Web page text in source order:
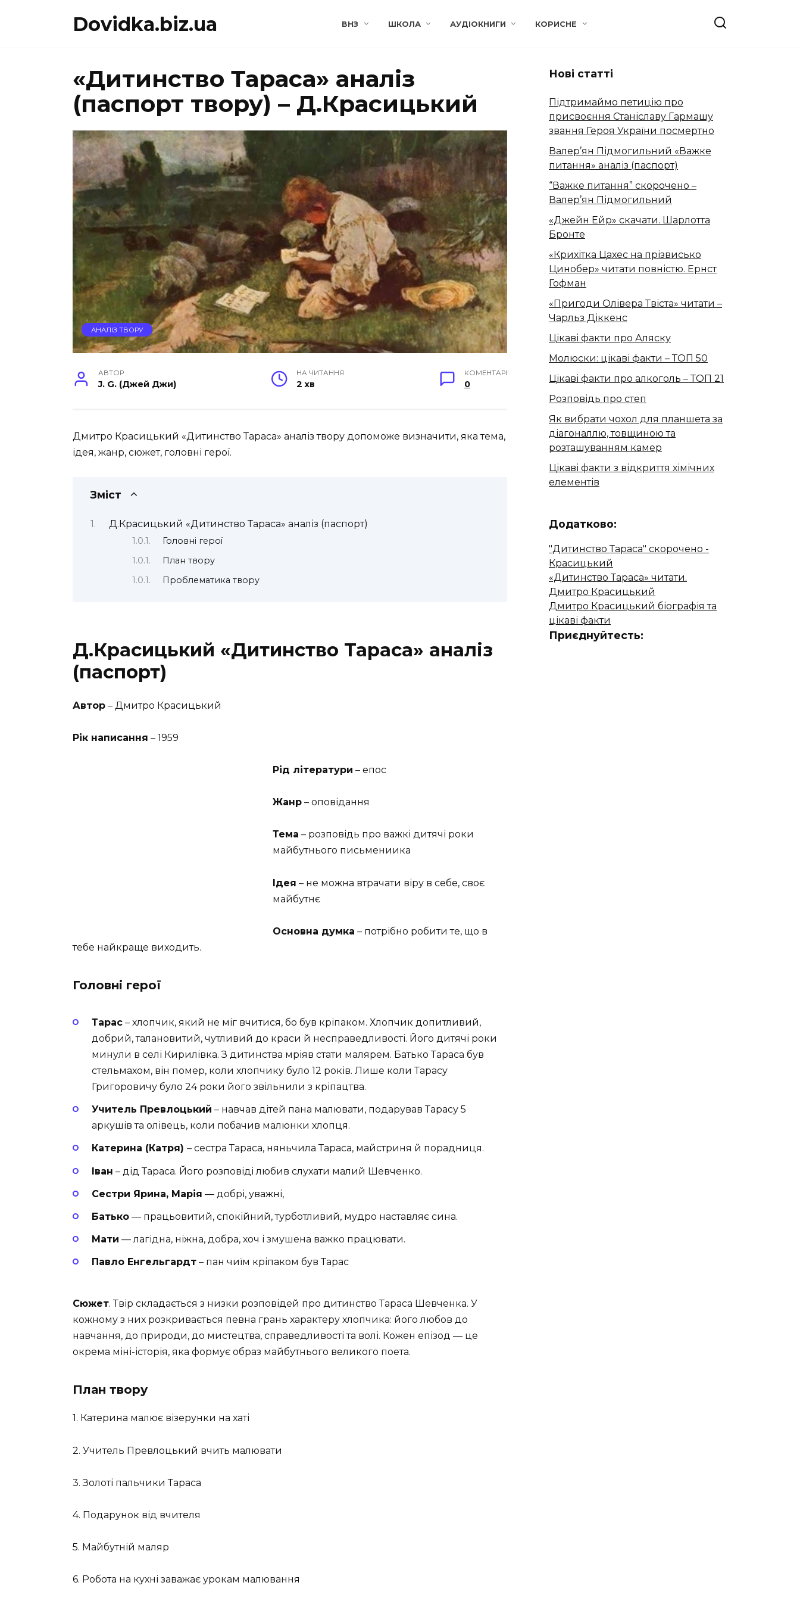
Dovidka.biz.ua ВНЗ ШКОЛА АУДІОКНИГИ КОРИСНЕ
«Дитинство Тараса» аналіз
(паспорт твору) – Д.Красицький
АНАЛІЗ ТВОРУ
АВТОР
J. G. (Джей Джи)
НА ЧИТАННЯ
2 хв
КОМЕНТАРІ
0
Дмитро Красицький «Дитинство Тараса» аналіз твору допоможе визначити, яка тема,
ідея, жанр, сюжет, головні герої.
Зміст
Д.Красицький «Дитинство Тараса» аналіз (паспорт)
Головні герої
План твору
Проблематика твору
Д.Красицький «Дитинство Тараса» аналіз
(паспорт)
Автор – Дмитро Красицький
Рік написання – 1959
Рід літератури – епос
Жанр – оповідання
Тема – розповідь про важкі дитячі роки
майбутнього письмениика
Ідея – не можна втрачати віру в себе, своє
майбутнє
Основна думка – потрібно робити те, що в
тебе найкраще виходить.
Головні герої
Тарас – хлопчик, який не міг вчитися, бо був кріпаком. Хлопчик допитливий,
добрий, талановитий, чутливий до краси й несправедливості. Його дитячі роки
минули в селі Кирилівка. З дитинства мріяв стати малярем. Батько Тараса був
стельмахом, він помер, коли хлопчику було 12 років. Лише коли Тарасу
Григоровичу було 24 роки його звільнили з кріпацтва.
Учитель Превлоцький – навчав дітей пана малювати, подарував Тарасу 5
аркушів та олівець, коли побачив малюнки хлопця.
Катерина (Катря) – сестра Тараса, няньчила Тараса, майстриня й порадниця.
Іван – дід Тараса. Його розповіді любив слухати малий Шевченко.
Сестри Ярина, Марія — добрі, уважні,
Батько — працьовитий, спокійний, турботливий, мудро наставляє сина.
Мати — лагідна, ніжна, добра, хоч і змушена важко працювати.
Павло Енгельгардт – пан чиїм кріпаком був Тарас
Сюжет. Твір складається з низки розповідей про дитинство Тараса Шевченка. У
кожному з них розкривається певна грань характеру хлопчика: його любов до
навчання, до природи, до мистецтва, справедливості та волі. Кожен епізод — це
окрема міні-історія, яка формує образ майбутнього великого поета.
План твору
1. Катерина малює візерунки на хаті
2. Учитель Превлоцький вчить малювати
3. Золоті пальчики Тараса
4. Подарунок від вчителя
5. Майбутній маляр
6. Робота на кухні заважає урокам малювання
Нові статті
Підтримаймо петицію про
присвоєння Станіславу Гармашу
звання Героя України посмертно
Валер’ян Підмогильний «Важке
питання» аналіз (паспорт)
“Важке питання” скорочено –
Валер’ян Підмогильний
«Джейн Ейр» скачати. Шарлотта
Бронте
«Крихітка Цахес на прізвисько
Цинобер» читати повністю. Ернст
Гофман
«Пригоди Олівера Твіста» читати –
Чарльз Діккенс
Цікаві факти про Аляску
Молюски: цікаві факти – ТОП 50
Цікаві факти про алкоголь – ТОП 21
Розповідь про степ
Як вибрати чохол для планшета за
діагоналлю, товщиною та
розташуванням камер
Цікаві факти з відкриття хімічних
елементів
Додатково:
"Дитинство Тараса" скорочено -
Красицький
«Дитинство Тараса» читати.
Дмитро Красицький
Дмитро Красицький біографія та
цікаві факти
Приєднуйтесть: